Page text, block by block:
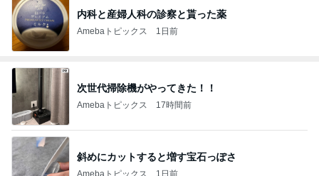
内科と産婦人科の診察と貰った薬
Amebaトピックス 1日前
次世代掃除機がやってきた！！
Amebaトピックス 17時間前
斜めにカットすると増す宝石っぽさ
Amebaトピックス 1日前